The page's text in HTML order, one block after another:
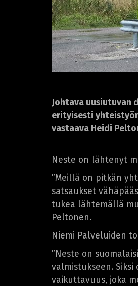
Johtava uusiutuvan
erityisesti
vastaava Heidi
Neste on lähtenyt
”Meillä on pitkän
satsaukset
tukea lähtemällä
Peltonen.
Niemi Palveluiden
”Neste on
valmistukseen.
vaikuttavuus, joka